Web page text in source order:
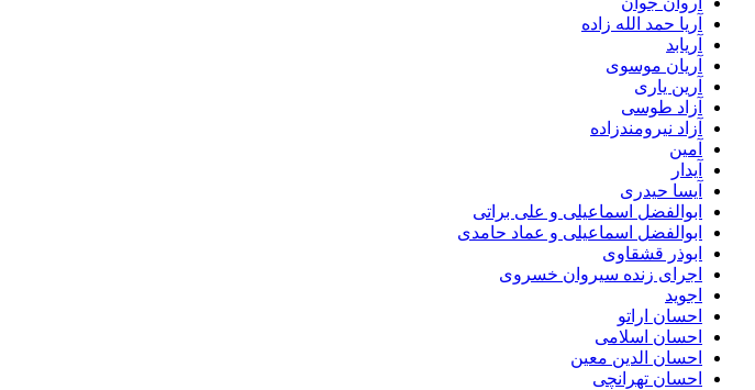
آریا حمد الله زاده
آریابد
آریان موسوی
آرین یاری
آزاد طوسی
آزاد نیرومندزاده
آمین
آیدار
آیسا حیدری
ابوالفضل اسماعیلی و علی براتی
ابوالفضل اسماعیلی و عماد حامدی
ابوذر قشقاوی
اجرای زنده سیروان خسروی
اجوید
احسان اراتو
احسان اسلامی
احسان الدین معین
احسان تهرانچی